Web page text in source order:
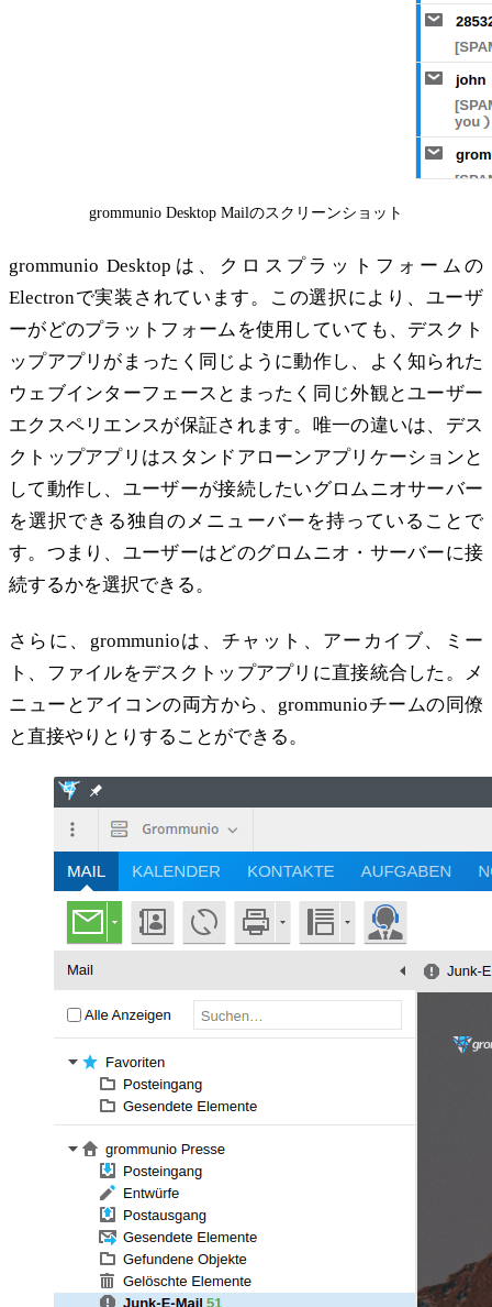
grommunio Desktop Mailのスクリーンショット
grommunio Desktopは、クロスプラットフォームの
Electronで実装されています。この選択により、ユーザ
ーがどのプラットフォームを使用していても、デスクト
ップアプリがまったく同じように動作し、よく知られた
ウェブインターフェースとまったく同じ外観とユーザー
エクスペリエンスが保証されます。唯一の違いは、デス
クトップアプリはスタンドアローンアプリケーションと
して動作し、ユーザーが接続したいグロムニオサーバー
を選択できる独自のメニューバーを持っていることで
す。つまり、ユーザーはどのグロムニオ・サーバーに接
続するかを選択できる。
さらに、grommunioは、チャット、アーカイブ、ミー
ト、ファイルをデスクトップアプリに直接統合した。メ
ニューとアイコンの両方から、grommunioチームの同僚
と直接やりとりすることができる。